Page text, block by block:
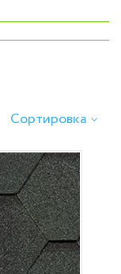
›
Сортировка